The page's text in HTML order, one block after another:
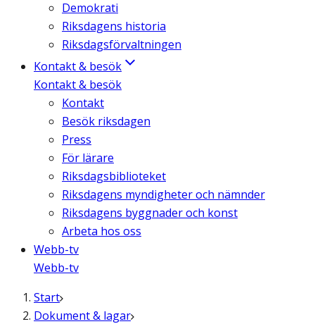
Demokrati
Riksdagens historia
Riksdagsförvaltningen
Kontakt & besök
Kontakt & besök
Kontakt
Besök riksdagen
Press
För lärare
Riksdagsbiblioteket
Riksdagens myndigheter och nämnder
Riksdagens byggnader och konst
Arbeta hos oss
Webb-tv
Webb-tv
Start
Dokument & lagar